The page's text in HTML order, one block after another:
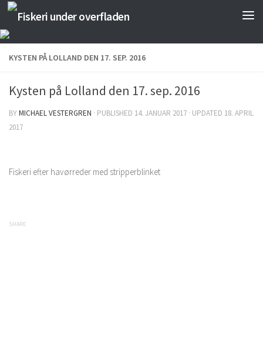
Skip to content
KYSTEN PÅ LOLLAND DEN 17. SEP. 2016
Kysten på Lolland den 17. sep. 2016
BYMICHAEL VESTERGREN · PUBLISHED 14. JANUAR 2017 · UPDATED 18. APRIL
2017
Fiskeri efter havørreder med stripperblinket
SHARE